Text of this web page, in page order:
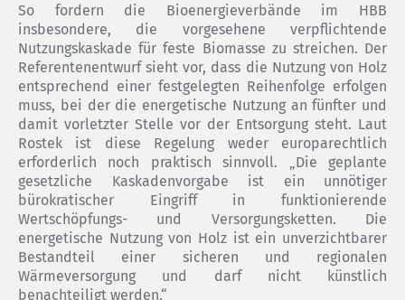
So fordern die Bioenergieverbände im HBB
insbesondere, die vorgesehene verpflichtende
Nutzungskaskade für feste Biomasse zu streichen. Der
Referentenentwurf sieht vor, dass die Nutzung von Holz
entsprechend einer festgelegten Reihenfolge erfolgen
muss, bei der die energetische Nutzung an fünfter und
damit vorletzter Stelle vor der Entsorgung steht. Laut
Rostek ist diese Regelung weder europarechtlich
erforderlich noch praktisch sinnvoll. „Die geplante
gesetzliche Kaskadenvorgabe ist ein unnötiger
bürokratischer Eingriff in funktionierende
Wertschöpfungs- und Versorgungsketten. Die
energetische Nutzung von Holz ist ein unverzichtbarer
Bestandteil einer sicheren und regionalen
Wärmeversorgung und darf nicht künstlich
benachteiligt werden.“